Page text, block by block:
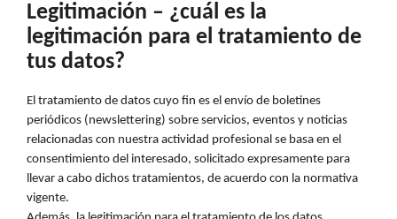
Legitimación – ¿cuál es la
legitimación para el tratamiento de
tus datos?
El tratamiento de datos cuyo fin es el envío de boletines
periódicos (newslettering) sobre servicios, eventos y noticias
relacionadas con nuestra actividad profesional se basa en el
consentimiento del interesado, solicitado expresamente para
llevar a cabo dichos tratamientos, de acuerdo con la normativa
vigente.